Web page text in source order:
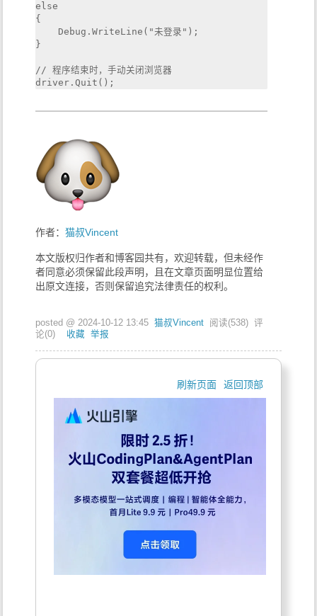
else
{
    Debug.WriteLine("未登录");
}
// 程序结束时，手动关闭浏览器
作者：猫叔Vincent
本文版权归作者和博客园共有，欢迎转载，但未经作
者同意必须保留此段声明，且在文章页面明显位置给
出原文连接，否则保留追究法律责任的权利。
posted @2024-10-12 13:45 猫叔Vincent 阅读(538) 评
论(0) 收藏 举报
刷新页面 返回顶部